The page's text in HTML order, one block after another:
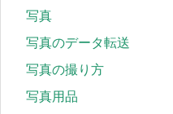
写真
写真のデータ転送
写真の撮り方
写真用品